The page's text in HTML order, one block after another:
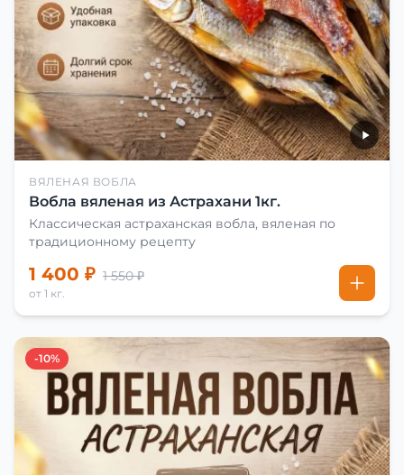
ВЯЛЕНАЯ ВОБЛА
Вобла вяленая из Астрахани 1кг.
Классическая астраханская вобла, вяленая по
традиционному рецепту
1 400 ₽ 1 550 ₽
от 1 кг.
-10%